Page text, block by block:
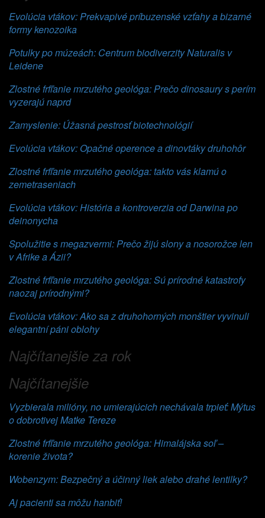
Evolúcia vtákov: Prekvapivé príbuzenské vzťahy a bizarné
formy kenozoika
Potulky po múzeách: Centrum biodiverzity Naturalis v
Leidene
Zlostné frfľanie mrzutého geológa: Prečo dinosaury s perím
vyzerajú naprd
Zamyslenie: Úžasná pestrosť biotechnológií
Evolúcia vtákov: Opačné operence a dinovtáky druhohôr
Zlostné frfľanie mrzutého geológa: takto vás klamú o
zemetraseniach
Evolúcia vtákov: História a kontroverzia od Darwina po
deinonycha
Spolužitie s megazvermi: Prečo žijú slony a nosorožce len
v Afrike a Ázii?
Zlostné frfľanie mrzutého geológa: Sú prírodné katastrofy
naozaj prírodnými?
Evolúcia vtákov: Ako sa z druhohorných monštier vyvinuli
elegantní páni oblohy
Najčítanejšie za rok
Najčítanejšie
Vyzbierala milióny, no umierajúcich nechávala trpieť: Mýtus
o dobrotivej Matke Tereze
Zlostné frfľanie mrzutého geológa: Himalájska soľ –
korenie života?
Wobenzym: Bezpečný a účinný liek alebo drahé lentilky?
Aj pacienti sa môžu hanbiť!